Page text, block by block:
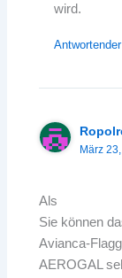
wird.
Antwortender
März
Als
Sie können
Avianca-
AEROGAL